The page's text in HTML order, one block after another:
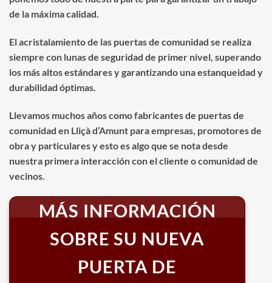
de la máxima calidad.
El acristalamiento de las puertas de comunidad se realiza
siempre con lunas de seguridad de primer nivel, superando
los más altos estándares y garantizando una estanqueidad y
durabilidad óptimas.
Llevamos muchos años como fabricantes de puertas de
comunidad en Lliçà d’Amunt para empresas, promotores de
obra y particulares y esto es algo que se nota desde
nuestra primera interacción con el cliente o comunidad de
vecinos.
MÁS INFORMACIÓN
SOBRE SU NUEVA
PUERTA DE